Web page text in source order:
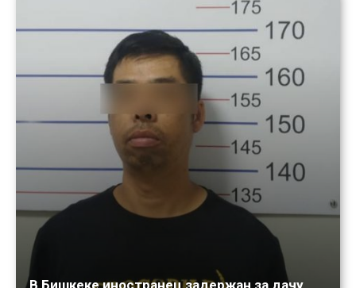
В Бишкеке иностранец задержан за дачу